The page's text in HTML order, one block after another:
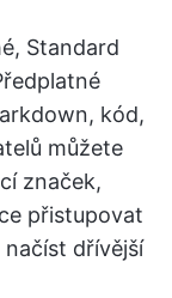
Standard
kód,
můžete
značek,
přistupovat
dřívější